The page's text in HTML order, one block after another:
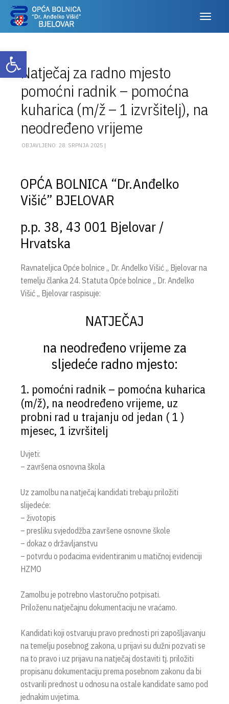
Otvori alatnu traku
Natječaj za radno mjesto
pomoćni radnik – pomoćna
kuharica (m/ž – 1 izvršitelj), na
neodređeno vrijeme
OBJAVLJENO: 28. SRPNJA 2025 |
OPĆA BOLNICA “Dr.Anđelko
Višić” BJELOVAR
p.p. 38, 43 001 Bjelovar /
Hrvatska
Ravnateljica Opće bolnice „ Dr. Anđelko Višić „ Bjelovar na
temelju članka 24. Statuta Opće bolnice „ Dr. Anđelko
Višić „ Bjelovar raspisuje:
NATJEČAJ
na neodređeno vrijeme za
sljedeće radno mjesto:
1. pomoćni radnik – pomoćna kuharica
(m/ž), na neodređeno vrijeme, uz
probni rad u trajanju od jedan ( 1 )
mjesec, 1 izvršitelj
Uvjeti:
– završena osnovna škola
Uz zamolbu na natječaj kandidati trebaju priložiti
slijedeće:
– životopis
– presliku svjedodžba završene osnovne škole
– dokaz o državljanstvu
– potvrdu o podacima evidentiranim u matičnoj evidenciji
HZMO
Zamolbu je potrebno vlastoručno potpisati.
Priloženu natječajnu dokumentaciju ne vraćamo.
Kandidati koji ostvaruju pravo prednosti pri zapošljavanju
na temelju posebnog zakona, u prijavi su dužni pozvati se
na to pravo i uz prijavu na natječaj dostaviti tj. priložiti
propisanu dokumentaciju prema posebnom zakonu da bi
ostvarili prednost u odnosu na ostale kandidate samo pod
jednakim uvjetima.